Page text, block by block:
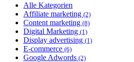
Alle Kategorien
Affiliate marketing (2)
Content marketing (8)
Digital Marketing (1)
Display advertising (1)
E-commerce (6)
Google Adwords (2)